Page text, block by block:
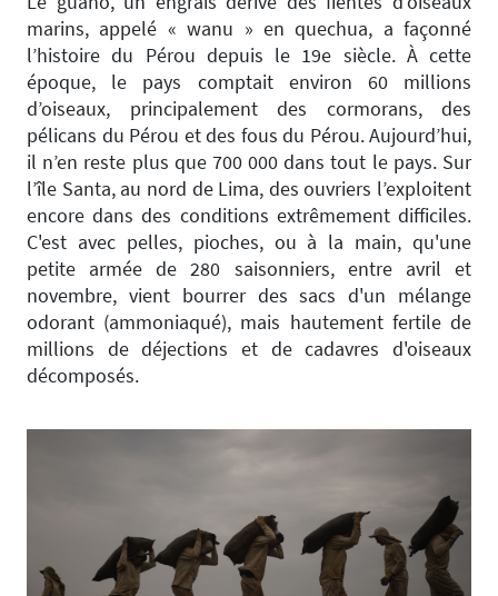
marins, appelé « wanu » en quechua, a façonné
l’histoire du Pérou depuis le 19e siècle. À cette
époque, le pays comptait environ 60 millions
d’oiseaux, principalement des cormorans, des
pélicans du Pérou et des fous du Pérou. Aujourd’hui,
il n’en reste plus que 700 000 dans tout le pays. Sur
l’île Santa, au nord de Lima, des ouvriers l’exploitent
encore dans des conditions extrêmement difficiles.
C'est avec pelles, pioches, ou à la main, qu'une
petite armée de 280 saisonniers, entre avril et
novembre, vient bourrer des sacs d'un mélange
odorant (ammoniaqué), mais hautement fertile de
millions de déjections et de cadavres d'oiseaux
décomposés.